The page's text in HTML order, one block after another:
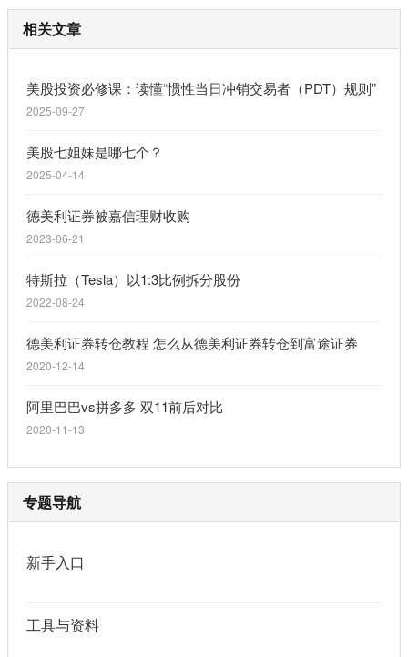
相关文章
美股投资必修课：读懂“惯性当日冲销交易者（PDT）规则”​​
2025-09-27
美股七姐妹是哪七个？
2025-04-14
德美利证券被嘉信理财收购
2023-06-21
特斯拉（Tesla）以1:3比例拆分股份
2022-08-24
德美利证券转仓教程 怎么从德美利证券转仓到富途证券
2020-12-14
阿里巴巴vs拼多多 双11前后对比
2020-11-13
专题导航
新手入口
工具与资料